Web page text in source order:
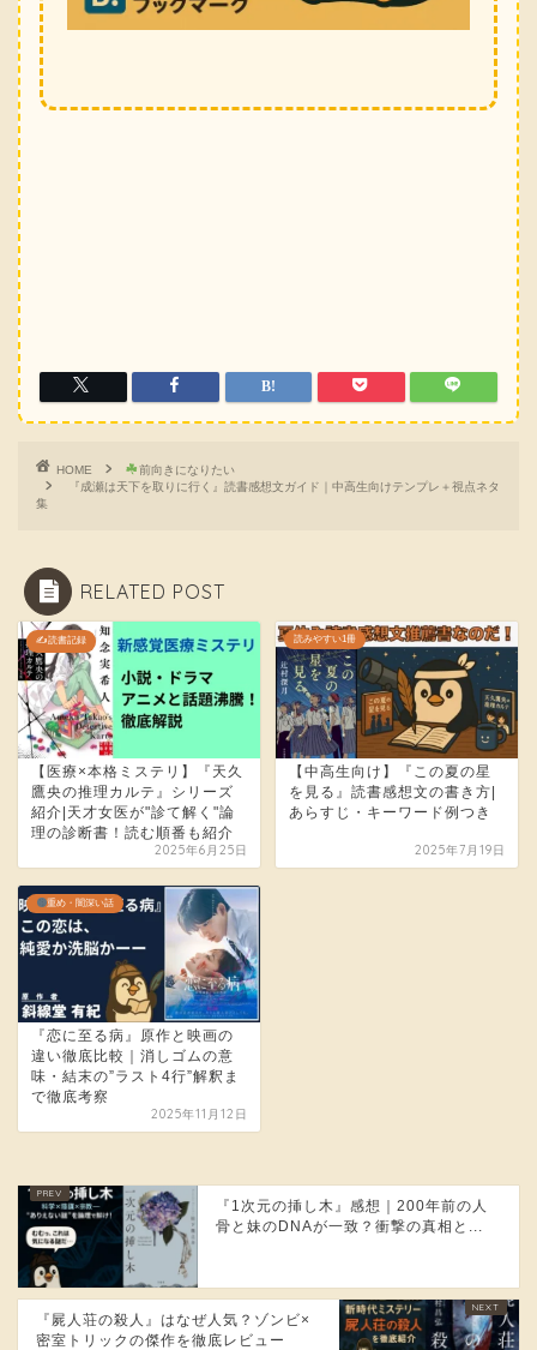
HOME
前向きになりたい
『成瀬は天下を取りに行く』読書感想文ガイド｜中高生向けテンプレ＋視点ネタ
集
RELATED POST
✍️読書記録
【医療×本格ミステリ】『天久
鷹央の推理カルテ』シリーズ
紹介|天才女医が"診て解く"論
理の診断書！読む順番も紹介
2025年6月25日
読みやすい1冊
【中高生向け】『この夏の星
を見る』読書感想文の書き方|
あらすじ・キーワード例つき
2025年7月19日
重め・闇深い話
『恋に至る病』原作と映画の
違い徹底比較｜消しゴムの意
味・結末の”ラスト4行”解釈ま
で徹底考察
2025年11月12日
『1次元の挿し木』感想｜200年前の人
骨と妹のDNAが一致？衝撃の真相と...
『屍人荘の殺人』はなぜ人気？ゾンビ×
密室トリックの傑作を徹底レビュー